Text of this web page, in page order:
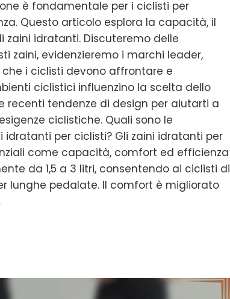
è fondamentale per i ciclisti per
Questo articolo esplora la capacità, il
idratanti. Discuteremo delle
zaini, evidenzieremo i marchi leader,
i ciclisti devono affrontare e
ciclistici influenzino la scelta dello
recenti tendenze di design per aiutarti a
ciclistiche. Quali sono le
per ciclisti? Gli zaini idratanti per
come capacità, comfort ed efficienza
da 1,5 a 3 litri, consentendo ai ciclisti di
lunghe pedalate. Il comfort è migliorato